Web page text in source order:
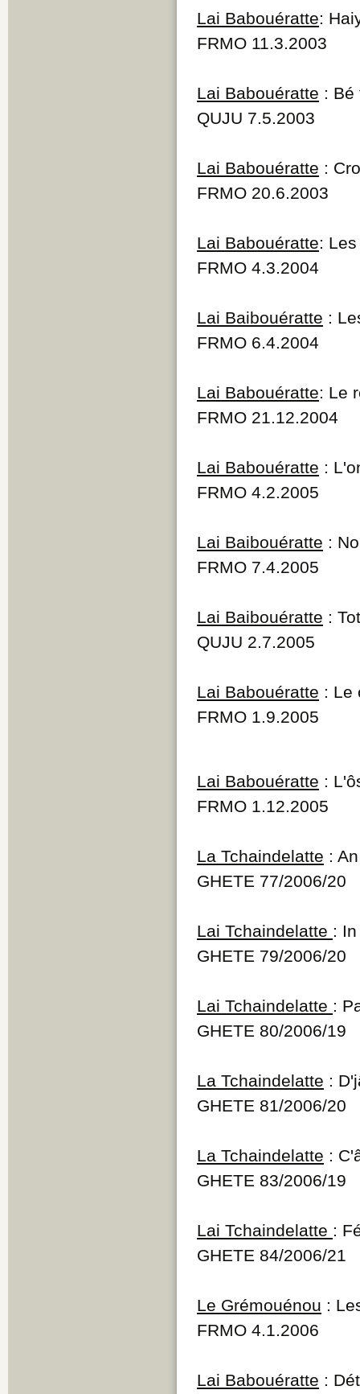
Lai Babouératte:
FRMO 11.3.2003
Lai Babouératte : Bé
QUJU 7.5.2003
Lai Babouératte :
FRMO 20.6.2003
Lai Babouératte:
FRMO 4.3.2004
Lai Baibouératte :
FRMO 6.4.2004
Lai Babouératte: Le
FRMO 21.12.2004
Lai Babouératte :
FRMO 4.2.2005
Lai Baibouératte :
FRMO 7.4.2005
Lai Baibouératte :
QUJU 2.7.2005
Lai Babouératte : Le
FRMO 1.9.2005
Lai Babouératte :
FRMO 1.12.2005
La Tchaindelatte :
GHETE 77/2006/20
Lai Tchaindelatte :
GHETE 79/2006/20
Lai Tchaindelatte :
GHETE 80/2006/19
La Tchaindelatte :
GHETE 81/2006/20
La Tchaindelatte :
GHETE 83/2006/19
Lai Tchaindelatte :
GHETE 84/2006/21
Le Grémouénou :
FRMO 4.1.2006
Lai Babouératte :